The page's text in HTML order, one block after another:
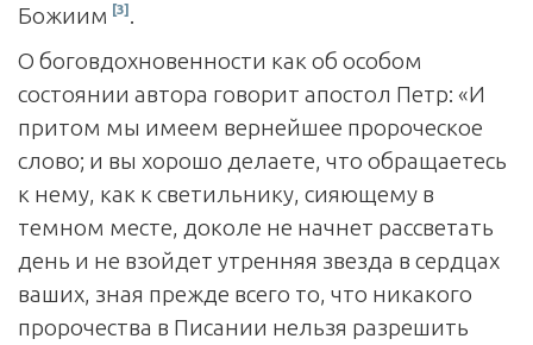
Божиим [3] .
О боговдохновенности как об особом
состоянии автора говорит апостол Петр: «И
притом мы имеем вернейшее пророческое
слово; и вы хорошо делаете, что обращаетесь
к нему, как к светильнику, сияющему в
темном месте, доколе не начнет рассветать
день и не взойдет утренняя звезда в сердцах
ваших, зная прежде всего то, что никакого
пророчества в Писании нельзя разрешить